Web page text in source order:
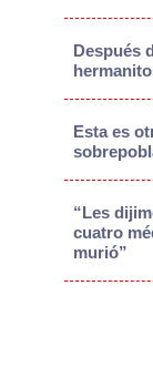
Después
Esta es
“Les
cuatro
murió”